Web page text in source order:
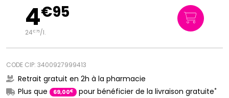
4€95
24€75/l.
CODE CIP: 3400927999413
Retrait gratuit en 2h à la pharmacie
Plus que
69,00€ pour bénéficier de la livraison gratuite*